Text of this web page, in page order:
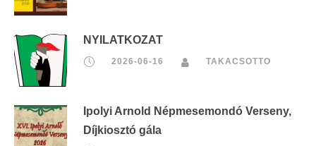
NYILATKOZAT
2026-06-16 TAKACSOTTO
Ipolyi Arnold Népmesemondó Verseny,
Díjkiosztó gála